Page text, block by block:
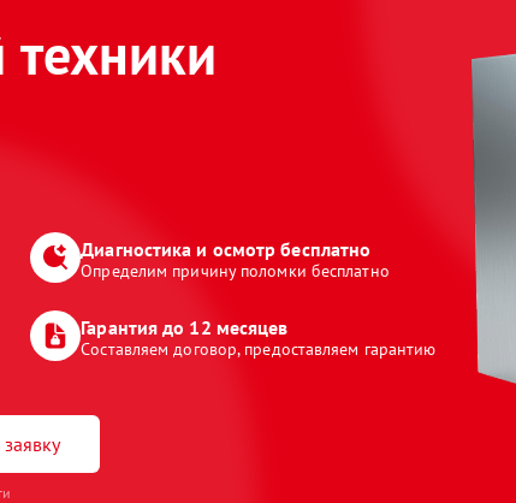
Диагностика и осмотр бесплатно
Определим причину поломки бесплатно
Гарантия до 12 месяцев
Составляем договор, предоставляем гарантию